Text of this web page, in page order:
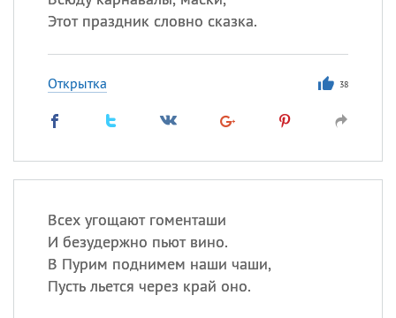
Этот праздник словно сказка.
Открытка 38
Всех угощают гоменташи
И безудержно пьют вино.
В Пурим поднимем наши чаши,
Пусть льется через край оно.